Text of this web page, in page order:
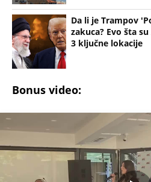
Da li je Trampov
zakuca? Evo šta
3 ključne lokacije